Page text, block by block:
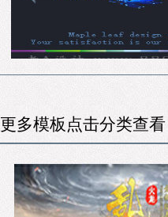
更多模板点击分类查看